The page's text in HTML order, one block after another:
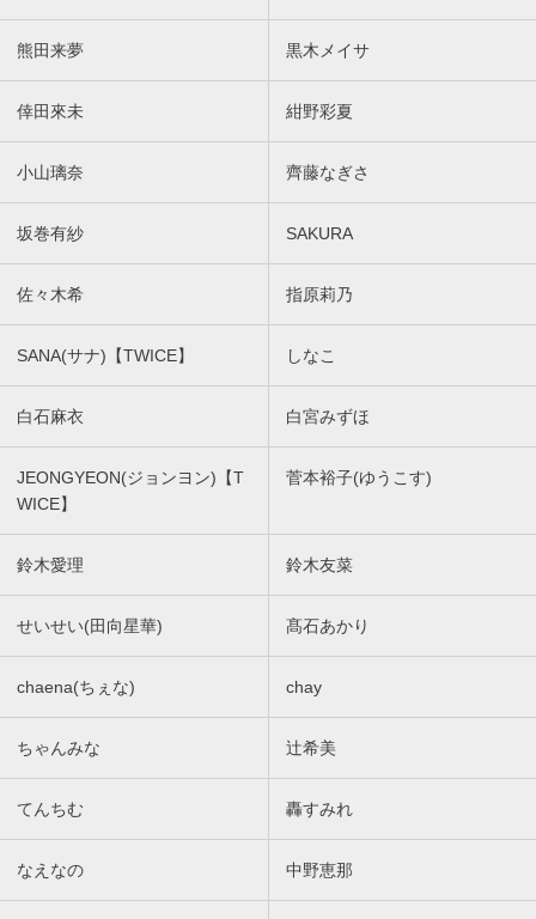
熊田来夢 黒木メイサ
倖田來未 紺野彩夏
小山璃奈 齊藤なぎさ
坂巻有紗 SAKURA
佐々木希 指原莉乃
SANA(サナ)【TWICE】 しなこ
白石麻衣 白宮みずほ
JEONGYEON(ジョンヨン)【T
WICE】
菅本裕子(ゆうこす)
鈴木愛理 鈴木友菜
せいせい(田向星華) 髙石あかり
chaena(ちぇな) chay
ちゃんみな 辻希美
てんちむ 轟すみれ
なえなの 中野恵那